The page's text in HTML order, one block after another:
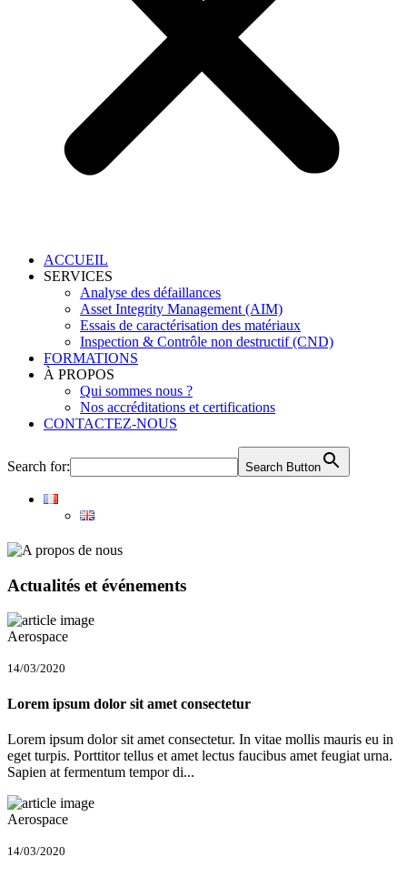
ACCUEIL
SERVICES
Analyse des défaillances
Asset Integrity Management (AIM)
Essais de caractérisation des matériaux
Inspection & Contrôle non destructif (CND)
FORMATIONS
À PROPOS
Qui sommes nous ?
Nos accréditations et certifications
CONTACTEZ-NOUS
Search for: Search Button
Actualités et événements
Aerospace
14/03/2020
Lorem ipsum dolor sit amet consectetur
Lorem ipsum dolor sit amet consectetur. In vitae mollis mauris eu in
eget turpis. Porttitor tellus et amet lectus faucibus amet feugiat urna.
Sapien at fermentum tempor di...
Aerospace
14/03/2020